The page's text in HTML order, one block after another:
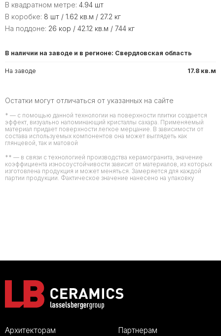
В квадратном метре: 4.94 шт
В коробке: 8 шт / 1.62 кв.м / 27.2 кг
На поддоне: 26 кор / 42.12 кв.м / 744 кг
В наличии на заводе и в регионе: Свердловская область
На заводе 17.8 кв.м
Остатки могут отличаться от указанных на сайте
* — с помощью данной технологии на поверхности плитки создается
эффект, визуально напоминающий кристаллы сахара. Применяемый
материал придает поверхности легкое мерцание. В зависимости от
состава используемых компонентов она может выглядеть как
глянцевой, так и матовой
** — в связи с технологией производства керамогранита, значение
коэффициента износоустойчивости зависит от материалов, из которых
изготовлена продукция и может меняться. Замеряется для каждой
партии продукции. Фактическое значение нанесено на упаковку
Архитекторам Партнерам